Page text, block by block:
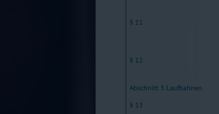
§ 11
§ 12
Abschnitt 3 Laufbahnen
§ 13